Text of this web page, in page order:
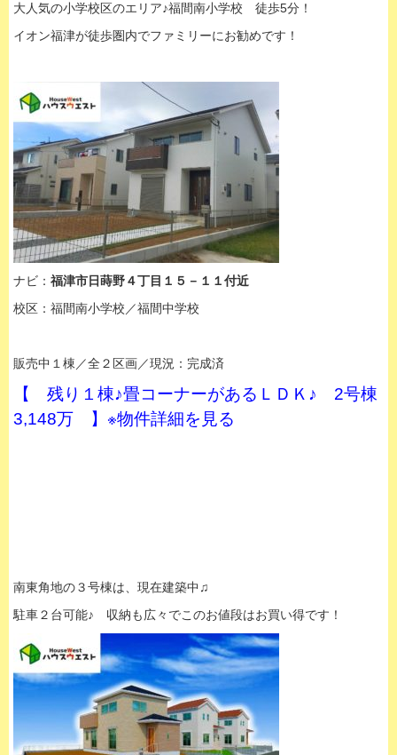
大人気の小学校区のエリア♪福間南小学校 徒歩5分！
イオン福津が徒歩圏内でファミリーにお勧めです！
ナビ： 福津市日蒔野４丁目１５－１１付近
校区：福間南小学校／福間中学校
販売中１棟／全２区画／現況：完成済
【 残り１棟♪畳コーナーがあるＬＤＫ♪ 2号棟
3,148万 】※物件詳細を見る
南東角地の３号棟は、現在建築中♫
駐車２台可能♪ 収納も広々でこのお値段はお買い得です！